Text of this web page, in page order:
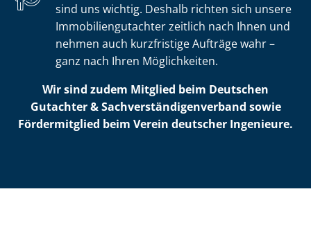
sind uns wichtig. Deshalb richten sich unsere
Im­mo­bi­li­en­gut­ach­ter zeitlich nach Ihnen und
nehmen auch kurzfristige Aufträge wahr –
ganz nach Ihren Möglichkeiten.
Wir sind zudem Mitglied beim Deutschen
Gutachter & Sach­ver­stän­di­gen­ver­band sowie
Fördermitglied beim Verein deutscher Ingenieure.